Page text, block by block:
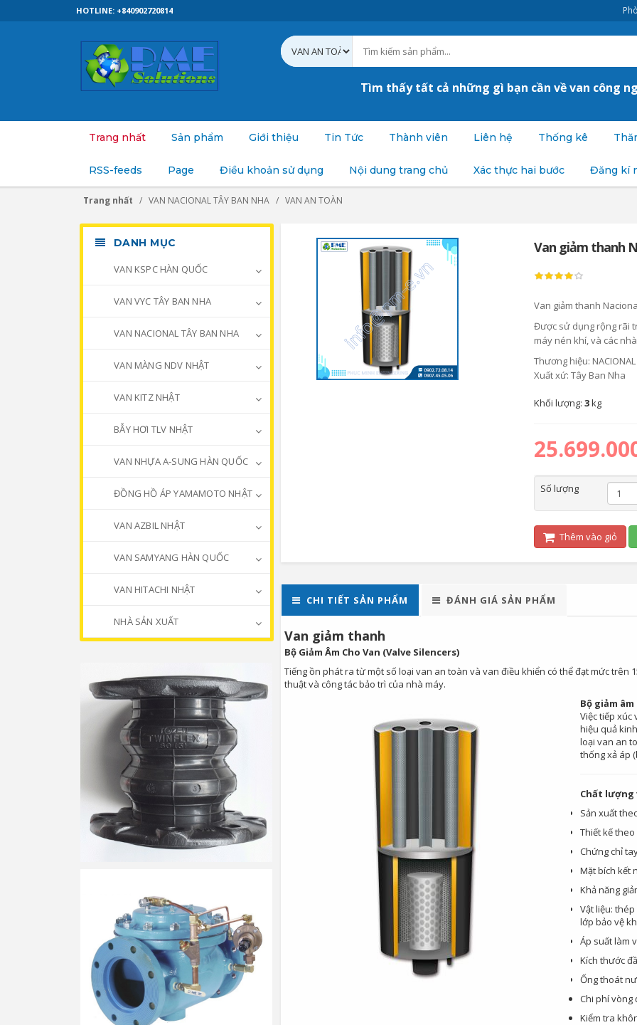
HOTLINE: +840902720814
Tìm thấy tất cả những gì bạn cần về van công
Trang nhất Sản phẩm Giới thiệu Tin Tức Thành viên Liên hệ Thống kê
RSS-feeds Page Điều khoản sử dụng Nội dung trang chủ Xác thực hai bước Đăng kí
Trang nhất VAN NACIONAL TÂY BAN NHA VAN AN TOÀN
Van giảm thanh
Van giảm thanh
Được sử dụng rộng rãi
máy nén khí, và các
Thương hiệu: NACIONAL
Xuất xứ: Tây Ban Nha
Khối lượng: 3kg
Số lượng
Thêm vào giỏ
CHI TIẾT SẢN PHẨM ĐÁNH GIÁ SẢN PHẨM
Van giảm thanh
Bộ Giảm Âm Cho Van (Valve Silencers)
Tiếng ồn phát ra từ một số loại van an toàn và van điều khiển có thể đạt mức trên
thuật và công tác bảo trì của nhà máy.
Bộ giảm
Việc tiếp xúc
hiệu quả
loại van an
thống xả áp
Chất lượng
Sản xuất
Thiết kế
Chứng chỉ
Mặt bích kết
Khả năng
Vật liệu:
lớp bảo vệ
Áp suất làm
Kích thước
Ống thoát
Chi phí vòng
Kiểm tra
DANH MỤC
VAN KSPC HÀN QUỐC
VAN VYC TÂY BAN NHA
VAN NACIONAL TÂY BAN NHA
VAN MÀNG NDV NHẬT
VAN KITZ NHẬT
BẪY HƠI TLV NHẬT
VAN NHỰA A-SUNG HÀN QUỐC
ĐỒNG HỒ ÁP YAMAMOTO NHẬT
VAN AZBIL NHẬT
VAN SAMYANG HÀN QUỐC
VAN HITACHI NHẬT
NHÀ SẢN XUẤT